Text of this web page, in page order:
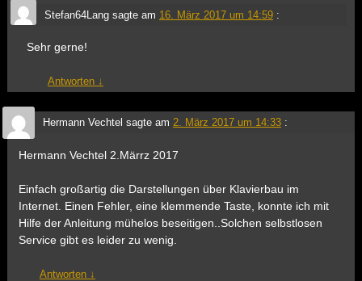
Stefan64Langsagte am 16. März 2017 um 14:59 :
Sehr gerne!
Antworten ↓
Hermann Vechtel sagte am 2. März 2017 um 14:33 :
Hermann Vechtel 2.Märrz 2017
Einfach großartig die Darstellungen über Klavierbau im
Internet. Einen Fehler, eine klemmende Taste, konnte ich mit
Hilfe der Anleitung mühelos beseitigen..Solchen selbstlosen
Service gibt es leider zu wenig.
Antworten ↓